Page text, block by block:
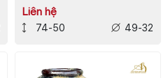
Liên hệ
74-50 49-32